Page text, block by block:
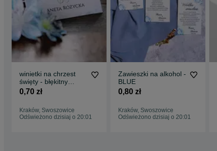
winietki na chrzest
święty - błękitny
wózek
0,70 zł
Kraków, Swoszowice
Odświeżono dzisiaj o 20:01
Zawieszki na alkohol -
BLUE
0,80 zł
Kraków, Swoszowice
Odświeżono dzisiaj o 20:01